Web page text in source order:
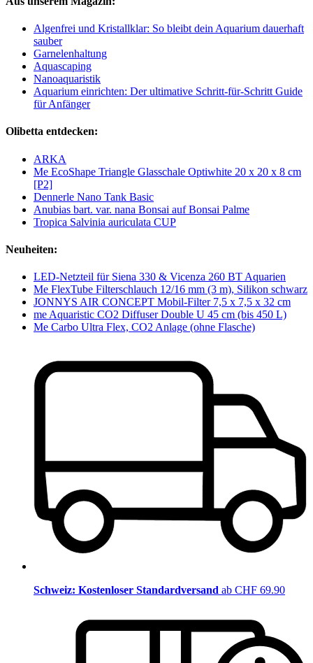
Algenfrei und Kristallklar: So bleibt dein Aquarium dauerhaft
sauber
Garnelenhaltung
Aquascaping
Nanoaquaristik
Aquarium einrichten: Der ultimative Schritt-für-Schritt Guide
für Anfänger
Olibetta entdecken:
ARKA
Me EcoShape Triangle Glasschale Optiwhite 20 x 20 x 8 cm
[P2]
Dennerle Nano Tank Basic
Anubias bart. var. nana Bonsai auf Bonsai Palme
Tropica Salvinia auriculata CUP
Neuheiten:
LED-Netzteil für Siena 330 & Vicenza 260 BT Aquarien
Me FlexTube Filterschlauch 12/16 mm (3 m), Silikon schwarz
JONNYS AIR CONCEPT Mobil-Filter 7,5 x 7,5 x 32 cm
me Aquaristic CO2 Diffuser Double U 45 cm (bis 450 L)
Me Carbo Ultra Flex, CO2 Anlage (ohne Flasche)
Schweiz: Kostenloser Standardversand ab CHF 69.90